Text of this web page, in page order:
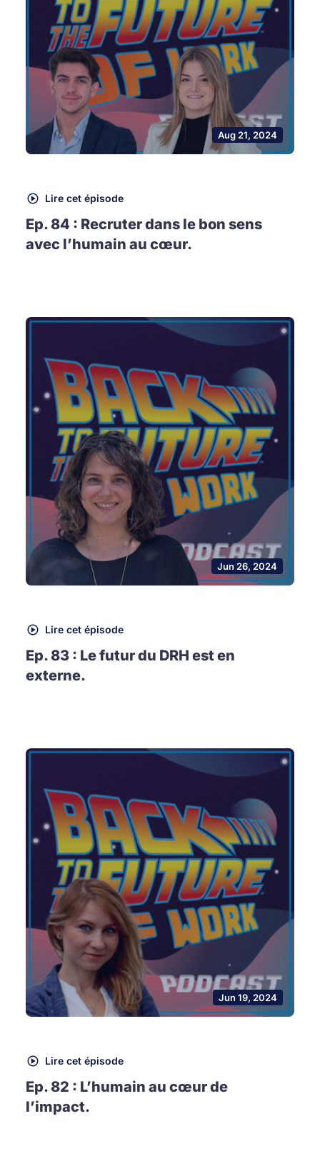
Aug 21, 2024
Lire cet épisode
Ep. 84 : Recruter dans le bon sens
avec l’humain au cœur.
Jun 26, 2024
Lire cet épisode
Ep. 83 : Le futur du DRH est en
externe.
Jun 19, 2024
Lire cet épisode
Ep. 82 : L’humain au cœur de
l’impact.